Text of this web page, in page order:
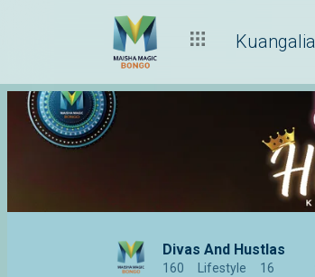
Kuangalia
Divas And Hustlas
160 Lifestyle 16